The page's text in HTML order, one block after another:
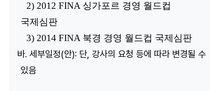
2) 2012 FINA 싱가포르 경영 월드컵
국제심판
3) 2014 FINA 북경 경영 월드컵 국제심판
바. 세부일정(안): 단, 강사의 요청 등에 따라 변경될 수
있음